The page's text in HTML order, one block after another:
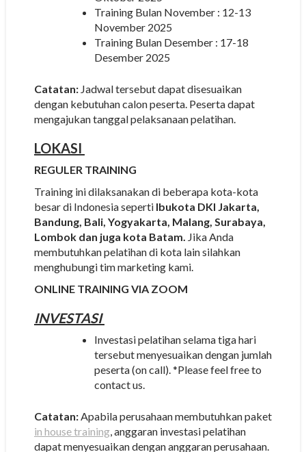
Training Bulan November : 12-13
November 2025
Training Bulan Desember : 17-18
Desember 2025
Catatan:Jadwal tersebut dapat disesuaikan
dengan kebutuhan calon peserta. Peserta dapat
mengajukan tanggal pelaksanaan pelatihan.
LOKASI
REGULER TRAINING
Training ini dilaksanakan di beberapa kota-kota
besar di Indonesia sepertiIbukota DKI Jakarta,
Bandung, Bali, Yogyakarta, Malang, Surabaya,
Lombok dan juga kota Batam. Jika Anda
membutuhkan pelatihan di kota lain silahkan
menghubungi tim marketing kami.
ONLINE TRAINING VIA ZOOM
INVESTASI
Investasi pelatihan selama tiga hari
tersebut menyesuaikan dengan jumlah
peserta (on call). *Please feel free to
contact us.
Catatan:Apabila perusahaan membutuhkan paket
in house training, anggaran investasi pelatihan
dapat menyesuaikan dengan anggaran perusahaan.